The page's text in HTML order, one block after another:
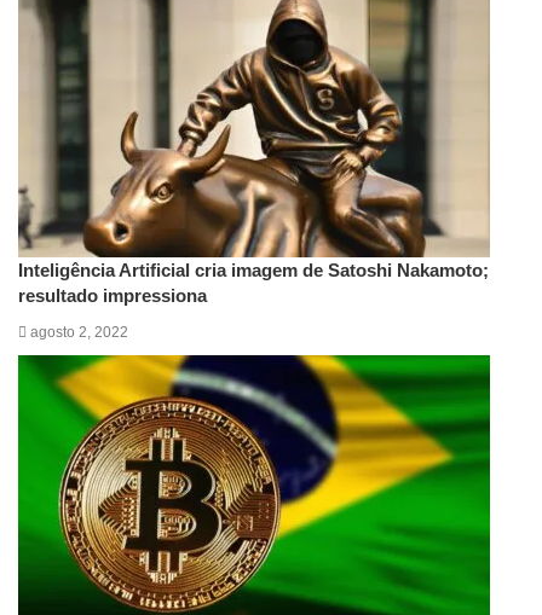
Inteligência Artificial cria imagem de Satoshi Nakamoto;
resultado impressiona
agosto 2, 2022